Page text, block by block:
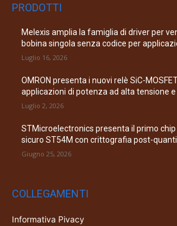
PRODOTTI
Melexis amplia la famiglia di driver per
bobina singola senza codice per
Luglio 16, 2026
OMRON presenta i nuovi relè SiC-
applicazioni di potenza ad alta tensione
Luglio 2, 2026
STMicroelectronics presenta il primo
sicuro ST54M con crittografia post-
Giugno 25, 2026
COLLEGAMENTI
Informativa Pivacy